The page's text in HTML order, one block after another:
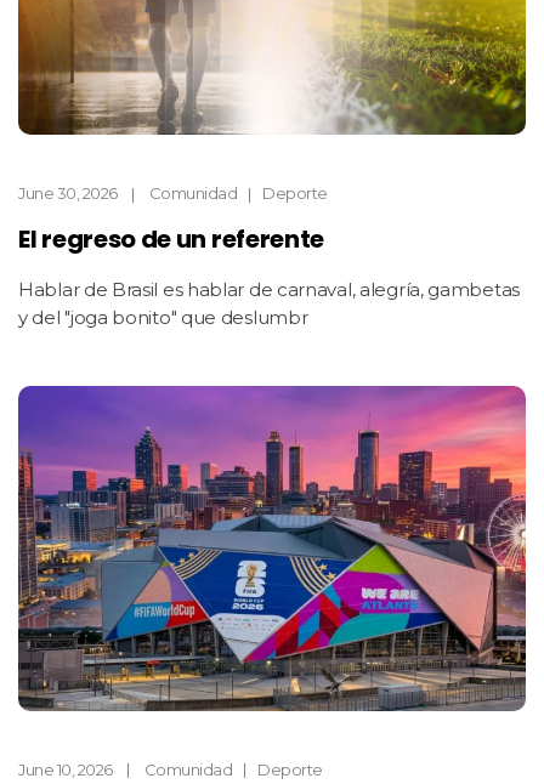
June 30, 2026 Comunidad Deporte
El regreso de un referente
Hablar de Brasil es hablar de carnaval, alegría, gambetas
y del "joga bonito" que deslumbr
June 10, 2026 Comunidad Deporte